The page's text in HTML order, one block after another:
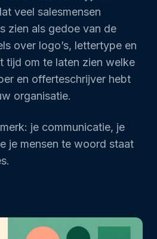
veel salesmensen
zien als gedoe van de
over logo’s, lettertype en
tijd om te laten zien welke
en offerteschrijver hebt
organisatie.
je communicatie, je
je mensen te woord staat